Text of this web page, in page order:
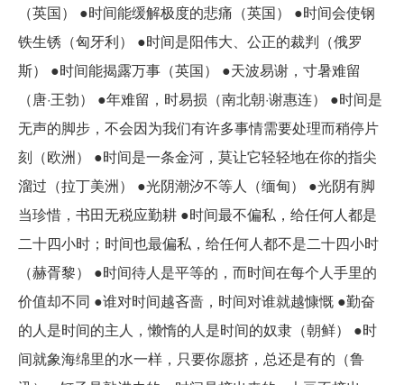
（英国） ●时间能缓解极度的悲痛（英国） ●时间会使钢
铁生锈（匈牙利） ●时间是阳伟大、公正的裁判（俄罗
斯） ●时间能揭露万事（英国） ●天波易谢，寸暑难留
（唐·王勃） ●年难留，时易损（南北朝·谢惠连） ●时间是
无声的脚步，不会因为我们有许多事情需要处理而稍停片
刻（欧洲） ●时间是一条金河，莫让它轻轻地在你的指尖
溜过（拉丁美洲） ●光阴潮汐不等人（缅甸） ●光阴有脚
当珍惜，书田无税应勤耕 ●时间最不偏私，给任何人都是
二十四小时；时间也最偏私，给任何人都不是二十四小时
（赫胥黎） ●时间待人是平等的，而时间在每个人手里的
价值却不同 ●谁对时间越吝啬，时间对谁就越慷慨 ●勤奋
的人是时间的主人，懒惰的人是时间的奴隶（朝鲜） ●时
间就象海绵里的水一样，只要你愿挤，总还是有的（鲁